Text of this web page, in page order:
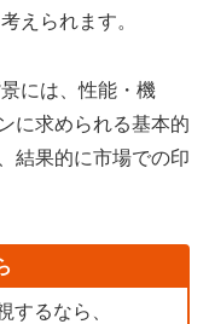
えられます。
には、性能・機
に求められる基本的
結果的に市場での印
するなら、